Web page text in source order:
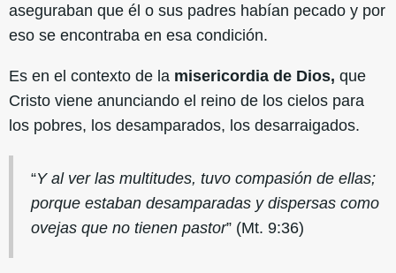
aseguraban que él o sus padres habían pecado y por
eso se encontraba en esa condición.
Es en el contexto de la misericordia de Dios, que
Cristo viene anunciando el reino de los cielos para
los pobres, los desamparados, los desarraigados.
“Y al ver las multitudes, tuvo compasión de ellas;
porque estaban desamparadas y dispersas como
ovejas que no tienen pastor” (Mt. 9:36)